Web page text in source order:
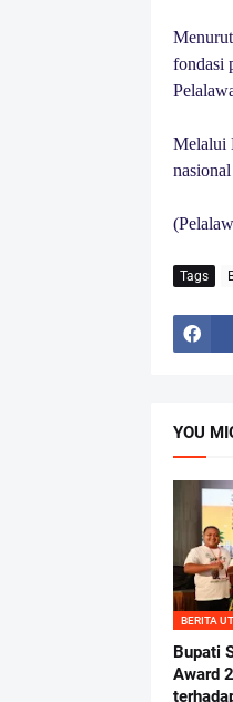
fondasi
Melalui
Tags
YOU
BERITA
Bupati
Award